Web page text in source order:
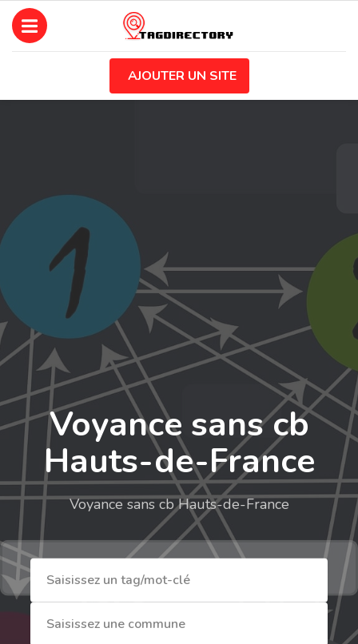
AJOUTER UN SITE
Voyance sans cb
Hauts-de-France
Voyance sans cb Hauts-de-France